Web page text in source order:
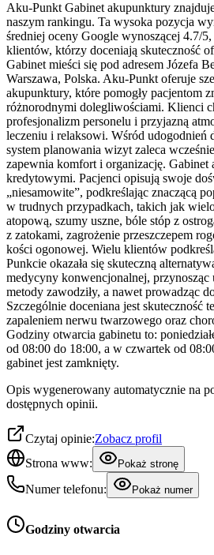
Aku-Punkt Gabinet akupunktury
naszym rankingu. Ta wysoka pozycja
średniej oceny Google wynoszącej 4.7/
klientów, którzy doceniają skuteczność
Gabinet mieści się pod adresem Józefa
Warszawa, Polska. Aku-Punkt oferuje
akupunktury, które pomogły pacjentom
różnorodnymi dolegliwościami. Klienci
profesjonalizm personelu i przyjazną
leczeniu i relaksowi. Wśród udogodnień
system planowania wizyt zaleca
zapewnia komfort i organizację. Gabinet
kredytowymi. Pacjenci opisują swoje
„niesamowite”, podkreślając znaczącą
w trudnych przypadkach, takich jak
atopową, szumy uszne, bóle stóp z
z zatokami, zagrożenie przeszczepem
kości ogonowej. Wielu klientów
Punkcie okazała się skuteczną
medycyny konwencjonalnej, przynosząc
metody zawodziły, a nawet prowadząc
Szczególnie doceniana jest skuteczność
zapaleniem nerwu twarzowego oraz
Godziny otwarcia gabinetu to:
od 08:00 do 18:00, a w czwartek od
gabinet jest zamknięty.
Opis wygenerowany automatycznie na
dostępnych opinii.
Czytaj opinie:Zobacz profil
Strona www:
Pokaż stronę
Numer telefonu: Pokaż numer
Godziny otwarcia